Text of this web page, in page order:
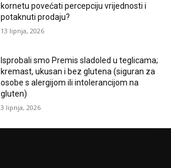
kornetu povećati percepciju vrijednosti i
potaknuti prodaju?
13 lipnja, 2026
Isprobali smo Premis sladoled u teglicama;
kremast, ukusan i bez glutena (siguran za
osobe s alergijom ili intolerancijom na
gluten)
3 lipnja, 2026